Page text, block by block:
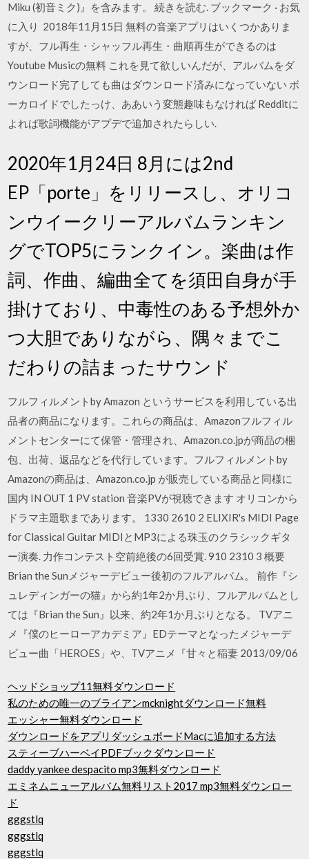
Miku (初音ミク)』を含みます。 続きを読む. ブックマーク · お気
に入り 2018年11月15日 無料の音楽アプリはいくつかありま
すが、フル再生・シャッフル再生・曲順再生ができるのは
Youtube Musicの無料 これを見て欲しいんだが、アルバムをダ
ウンロード完了しても曲はダウンロード済みになっていない ボ
ーカロイドでしたっけ、ああいう変態趣味もなければ Redditに
よれば歌詞機能がアプデで追加されたらしい.
2020年1月24日 8月には2nd
EP「porte」をリリースし、オリコ
ンウイークリーアルバムランキン
グでTOP5にランクイン。楽曲は作
詞、作曲、編曲全てを須田自身が手
掛けており、中毒性のある予想外か
つ大胆でありながら、隅々までこ
だわりの詰まったサウンド
フルフィルメントby Amazon というサービスを利用している出
品者の商品になります。これらの商品は、Amazonフルフィル
メントセンターにて保管・管理され、Amazon.co.jpが商品の梱
包、出荷、返品などを代行しています。フルフィルメントby
Amazonの商品は、Amazon.co.jp が販売している商品と同様に
国内 IN OUT 1 PV station 音楽PVが視聴できます オリコンから
ドラマ主題歌まであります。 1330 2610 2 ELIXIR's MIDI Page
for Classical Guitar MIDIとMP3による珠玉のクラシックギタ
ー演奏. 力作コンテスト空前絶後の6回受賞. 910 2310 3 概要
Brian the Sunメジャーデビュー後初のフルアルバム。 前作『シ
ュレディンガーの猫』から約1年2か月ぶり、フルアルバムとし
ては『Brian the Sun』以来、約2年1か月ぶりとなる。 TVアニ
メ『僕のヒーローアカデミア』EDテーマとなったメジャーデ
ビュー曲「HEROES」や、TVアニメ『甘々と稲妻 2013/09/06
ヘッドショップ11無料ダウンロード
私のための唯一のブライアンmcknightダウンロード無料
エッシャー無料ダウンロード
ダウンロードをアプリダッシュボードMacに追加する方法
スティーブハーベイPDFブックダウンロード
daddy yankee despacito mp3無料ダウンロード
エミネムニューアルバム無料リスト2017 mp3無料ダウンロー
ド
gggstlq
gggstlq
gggstlq